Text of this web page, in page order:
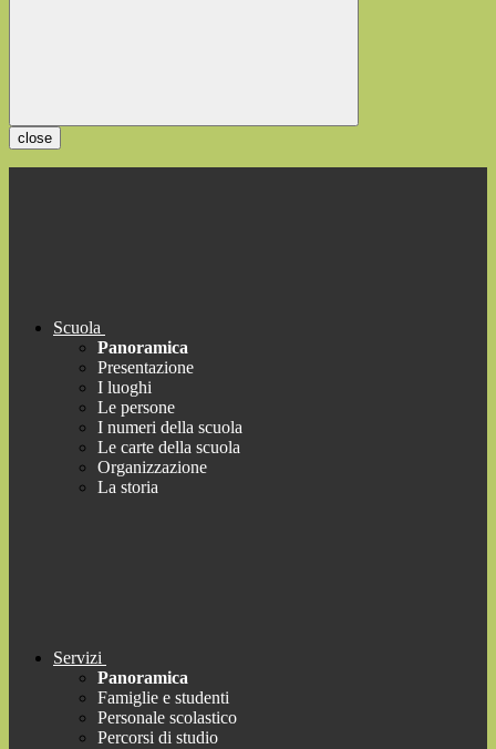
close
Scuola
Panoramica
Presentazione
I luoghi
Le persone
I numeri della scuola
Le carte della scuola
Organizzazione
La storia
Servizi
Panoramica
Famiglie e studenti
Personale scolastico
Percorsi di studio